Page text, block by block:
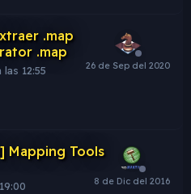
.map
.map
12:55
Mapping Tools